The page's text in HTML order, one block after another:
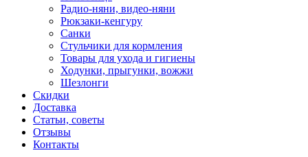
Радио-няни, видео-няни
Рюкзаки-кенгуру
Санки
Стульчики для кормления
Товары для ухода и гигиены
Ходунки, прыгунки, вожжи
Шезлонги
Скидки
Доставка
Статьи, советы
Отзывы
Контакты